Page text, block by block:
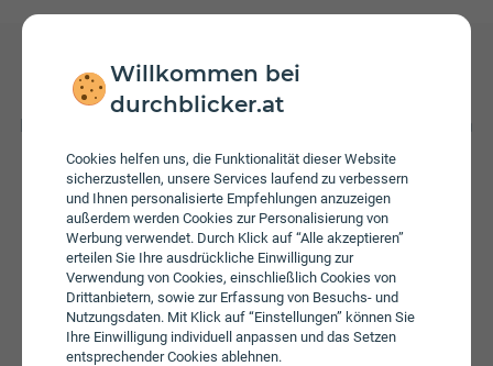
Willkommen bei
durchblicker.at
Cookies helfen uns, die Funktionalität dieser Website
sicherzustellen, unsere Services laufend zu verbessern
und Ihnen personalisierte Empfehlungen anzuzeigen
außerdem werden Cookies zur Personalisierung von
Werbung verwendet. Durch Klick auf “Alle akzeptieren”
erteilen Sie Ihre ausdrückliche Einwilligung zur
Verwendung von Cookies, einschließlich Cookies von
Drittanbietern, sowie zur Erfassung von Besuchs- und
Nutzungsdaten. Mit Klick auf “Einstellungen” können Sie
Ihre Einwilligung individuell anpassen und das Setzen
entsprechender Cookies ablehnen.
Gebühren
Beim Tarif Internet Schlau fallen monatliche Gebühren von
€ 36,65 an. Weiters fallen einmalige Gebühren von bis zu
€ 79,90 an. Die Einmalkosten können sich durch eine
längere Bindungsfrist reduzieren.